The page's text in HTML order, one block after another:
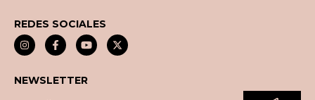
REDES SOCIALES
NEWSLETTER